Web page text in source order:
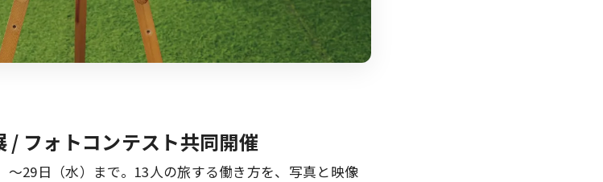
/ フォトコンテスト共同開催
〜29日（水）まで。13人の旅する働き方を、写真と映像